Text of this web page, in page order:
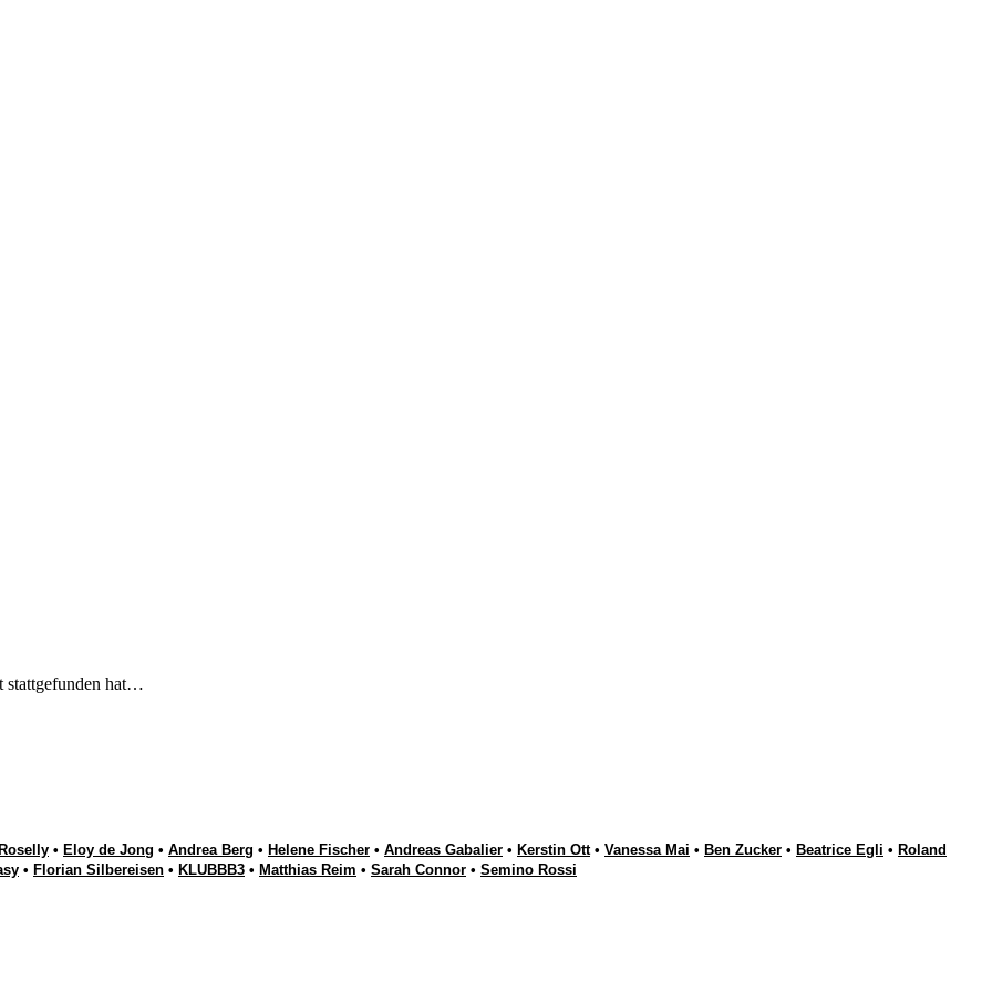
stattgefunden hat…
• Eloy de Jong • Andrea Berg • Helene Fischer • Andreas Gabalier • Kerstin Ott• Vanessa Mai • Ben Zucker • Beatrice Egli • Roland
• Florian Silbereisen • KLUBBB3 • Matthias Reim • Sarah Connor • Semino Rossi